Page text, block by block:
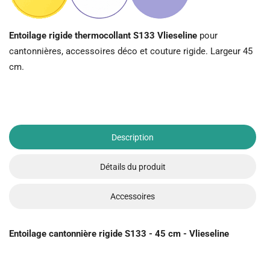
Entoilage rigide thermocollant S133 Vlieseline pour
cantonnières, accessoires déco et couture rigide. Largeur 45
cm.
Description
Détails du produit
Accessoires
Entoilage cantonnière rigide S133 - 45 cm - Vlieseline